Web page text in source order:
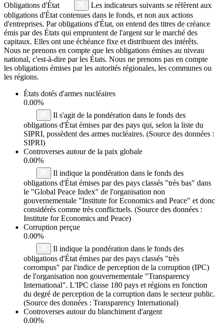
Obligations d'État
Les indicateurs suivants se réfèrent aux
obligations d'État contenues dans le fonds, et non aux actions
d'entreprises. Par obligations d'État, on entend des titres de créance
émis par des États qui empruntent de l'argent sur le marché des
capitaux. Elles ont une échéance fixe et distribuent des intérêts.
Nous ne prenons en compte que les obligations émises au niveau
national, c'est-à-dire par les États. Nous ne prenons pas en compte
les obligations émises par les autorités régionales, les communes ou
les régions.
États dotés d'armes nucléaires
0.00%
Il s'agit de la pondération dans le fonds des
obligations d'État émises par des pays qui, selon la liste du
SIPRI, possèdent des armes nucléaires. (Source des données :
SIPRI)
Controverses autour de la paix globale
0.00%
Il indique la pondération dans le fonds des
obligations d'État émises par des pays classés "très bas" dans
le "Global Peace Index" de l'organisation non
gouvernementale "Institute for Economics and Peace" et donc
considérés comme très conflictuels. (Source des données :
Institute for Economics and Peace)
Corruption perçue
0.00%
Il indique la pondération dans le fonds des
obligations d'État émises par des pays classés "très
corrompus" par l'indice de perception de la corruption (IPC)
de l'organisation non gouvernementale "Transparency
International". L'IPC classe 180 pays et régions en fonction
du degré de perception de la corruption dans le secteur public.
(Source des données : Transparency International)
Controverses autour du blanchiment d'argent
0.00%